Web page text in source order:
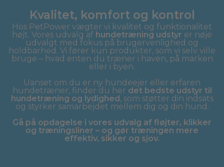
Kvalitet, komfort og kontrol
Hos PetPower vægter vi kvalitet og funktionalitet
højt. Vores udvalg af hundetræning udstyr er nøje
udvalgt med fokus på brugervenlighed og
holdbarhed. Vi fører kun produkter, som vi selv ville
bruge – hvad enten du træner i haven, på marken
eller i byen.
Uanset om du er ny hundeejer eller erfaren
hundetræner, finder du her det bedste udstyr til
hundetræning og lydighed, som støtter din indsats
og styrker samarbejdet mellem dig og din hund.
Gå på opdagelse i vores udvalg af fløjter, klikker
og træningsliner – og gør træningen mere
effektiv, sikker og sjov.